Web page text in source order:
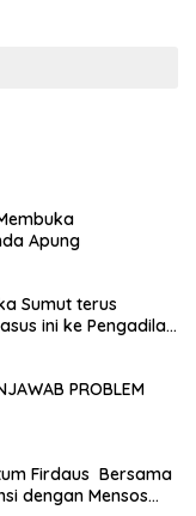
Apung
Sumut terus
ini ke Pengadilan
PROBLEM
Firdaus Bersama
dengan Mensos